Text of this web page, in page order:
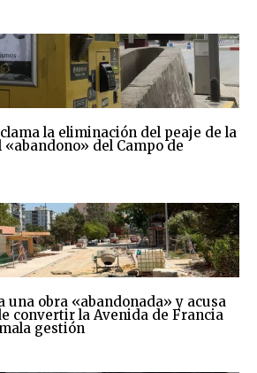
la eliminación del peaje de la
«abandono» del Campo de
una obra «abandonada» y acusa
convertir la Avenida de Francia
gestión